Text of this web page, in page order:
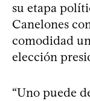
su etapa
Canelones
comodidad
elección
“Uno puede